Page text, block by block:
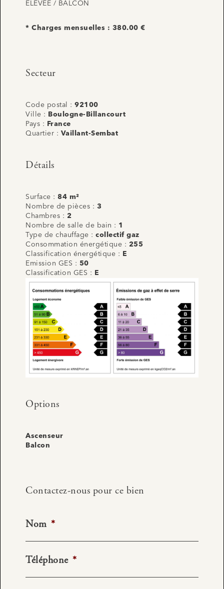
ELEVÉE / BALCON
* Charges mensuelles : 380.00 €
Secteur
Code postal : 92100
Ville :
Boulogne-Billancourt
Pays :
France
Quartier : Vaillant-Sembat
Détails
Surface : 84 m²
Nombre de pièces : 3
Chambres : 2
Nombre de salle de bain : 1
Type de chauffage : collectif gaz
Consommation énergétique : 255
Classification énergétique :
E
Emission GES : 50
Classification GES :
E
Options
Ascenseur
Balcon
Contactez-nous pour ce bien
Nom *
Téléphone *